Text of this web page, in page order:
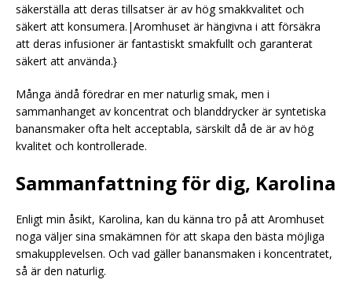
säkerställa att deras tillsatser är av hög smakkvalitet och
säkert att konsumera.|Aromhuset är hängivna i att försäkra
att deras infusioner är fantastiskt smakfullt och garanterat
säkert att använda.}
Många ändå föredrar en mer naturlig smak, men i
sammanhanget av koncentrat och blanddrycker är syntetiska
banansmaker ofta helt acceptabla, särskilt då de är av hög
kvalitet och kontrollerade.
Sammanfattning för dig, Karolina
Enligt min åsikt, Karolina, kan du känna tro på att Aromhuset
noga väljer sina smakämnen för att skapa den bästa möjliga
smakupplevelsen. Och vad gäller banansmaken i koncentratet,
så är den naturlig.